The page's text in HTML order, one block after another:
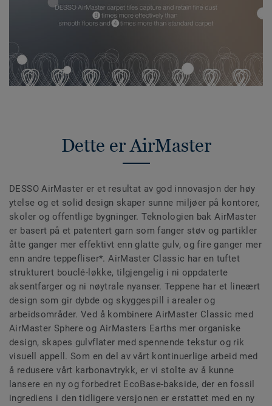
Dette er AirMaster
DESSO AirMaster er et resultat av god innovasjon der høy
ytelse og et solid design skaper sunne miljøer på kontorer,
skoler og offentlige bygninger. Teknologien bak AirMaster
er basert på et patentert garn som fanger støv og partikler
åtte ganger mer effektivt enn glatte gulv, og fire ganger mer
enn andre teppefliser*. AirMaster Classic har en tuftet
strukturert bouclé-løkke, tilgjengelig i ni oppdaterte
aksentfarger og ni nøytrale nyanser. Teppene har et lineært
design som gir dybde og skyggespill i arealer og
arbeidsområder. Ved å kombinere AirMaster Classic med
AirMaster Sphere og AirMasters Earths mer organiske
design, skapes gulvflater med spennende tekstur og rik
visuell appell. Som en del av vårt kontinuerlige arbeid med
å redusere vårt karbonavtrykk, er vi stolte av å kunne
lansere en ny og forbedret EcoBase-bakside, der en fossil
ingrediens i den tidligere versjonen er erstattet med en ny